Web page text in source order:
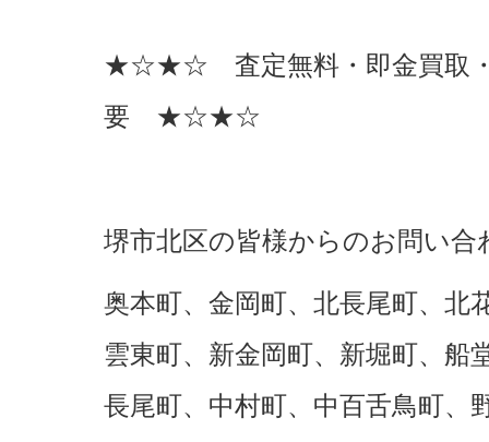
★☆★☆ 査定無料・即金買取・
要 ★☆★☆
堺市北区の皆様からのお問い
奥本町、金岡町、北長尾町、北
雲東町、新金岡町、新堀町、船
長尾町、中村町、中百舌鳥町、